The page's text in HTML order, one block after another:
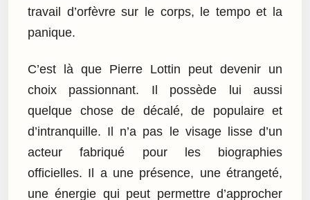
travail d’orfèvre sur le corps, le tempo et la
panique.
C’est là que Pierre Lottin peut devenir un
choix passionnant. Il possède lui aussi
quelque chose de décalé, de populaire et
d’intranquille. Il n’a pas le visage lisse d’un
acteur fabriqué pour les biographies
officielles. Il a une présence, une étrangeté,
une énergie qui peut permettre d’approcher